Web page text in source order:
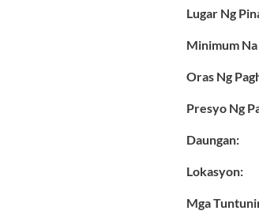
Lugar Ng
Minimum
Oras Ng
Presyo Ng
Daungan:
Lokasyon:
Mga